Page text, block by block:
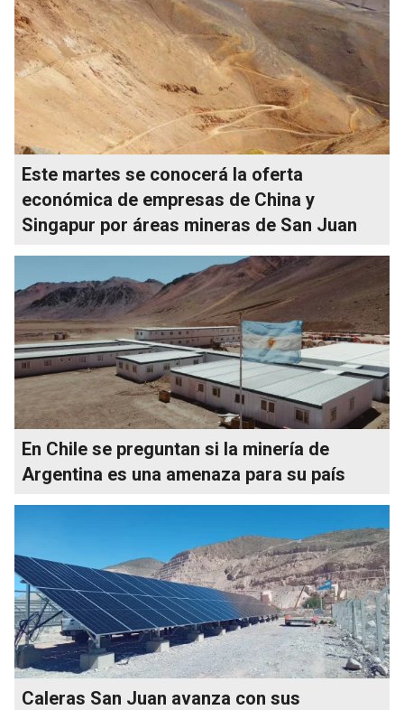
Este martes se conocerá la oferta
económica de empresas de China y
Singapur por áreas mineras de San Juan
En Chile se preguntan si la minería de
Argentina es una amenaza para su país
Caleras San Juan avanza con sus